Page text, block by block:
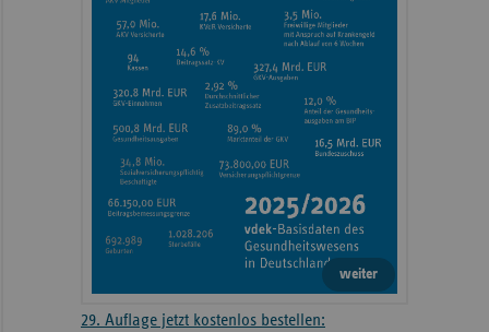
weiter
29. Auflage jetzt kostenlos bestellen: